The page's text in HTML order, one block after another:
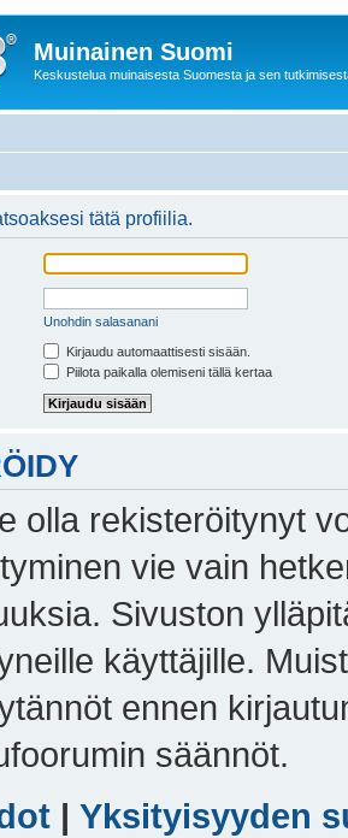
Muinainen Suomi
Keskustelua muinaisesta Suomesta ja sen
tätä profiilia.
Unohdin salasanani
Kirjaudu automaattisesti sisään.
Piilota paikalla olemiseni tällä kertaa
olla rekisteröitynyt
vie vain
Sivuston
käyttäjille.
ennen
säännöt.
| Yksityisyyden